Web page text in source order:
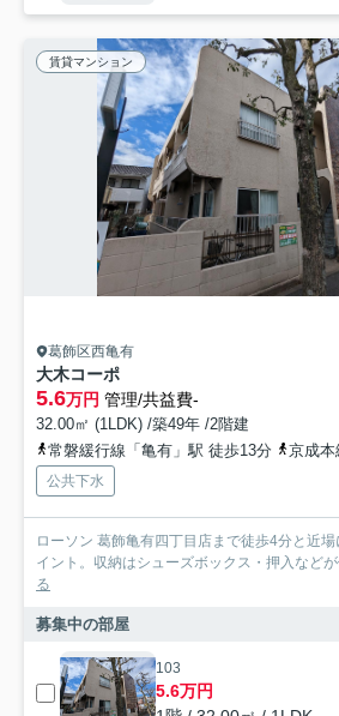
賃貸マンション
葛飾区西亀有
大木コーポ
5.6万円 管理/共益費-
32.00㎡ (1LDK) /築49年 /2階建
常磐緩行線「亀有」駅 徒歩13分
京成本
公共下水
ローソン 葛飾亀有四丁目店まで徒歩4分と近
イント。収納はシューズボックス・押入など
る
募集中の部屋
103
5.6万円